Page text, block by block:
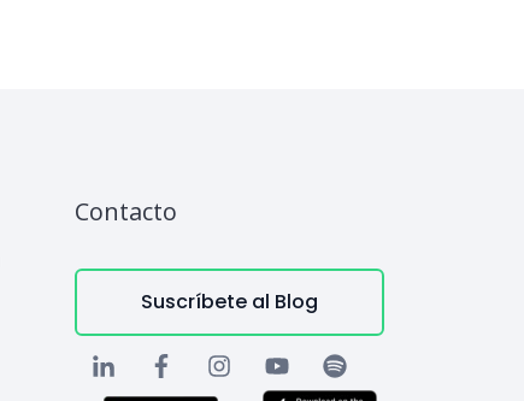
Contacto
Suscríbete al Blog